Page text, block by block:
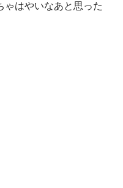
ゃはやいなあと思った